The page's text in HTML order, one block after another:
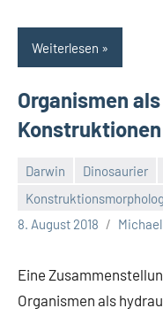
Weiterlesen
Organismen
Konstruktionen
Darwin Dinosaurier
8. August 2018
Eine
Organismen als